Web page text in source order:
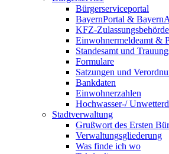
Bürgerserviceportal
BayernPortal &
KFZ-Zulassungsbehörde
Einwohnermeldeamt &
Standesamt und
Formulare
Satzungen und
Bankdaten
Einwohnerzahlen
Hochwasser-/
Stadtverwaltung
Grußwort des Ersten
Verwaltungsgliederung
Was finde ich wo